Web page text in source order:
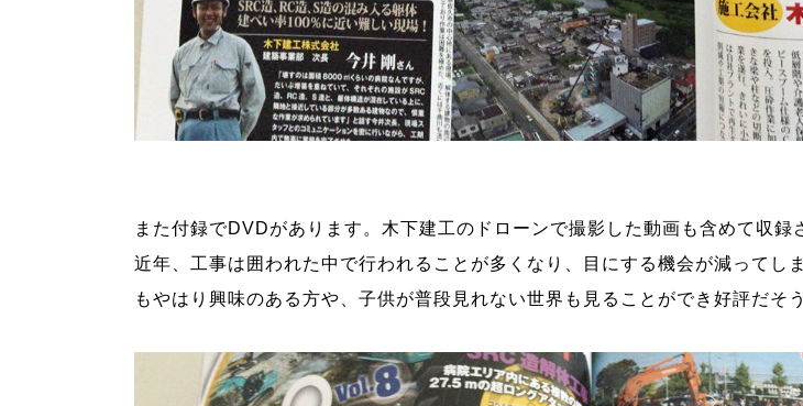
また付録でDVDがあります。木下建工のドローンで撮影した動画も含めて収録
近年、工事は囲われた中で行われることが多くなり、目にする機会が減ってし
もやはり興味のある方や、子供が普段見れない世界も見ることができ好評だそ